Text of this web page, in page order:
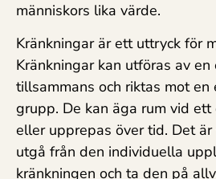
människors lika värde.
Kränkningar är ett uttryck för
Kränkningar kan utföras av
tillsammans och riktas mot en
grupp. De kan äga rum vid
eller upprepas över tid. Det
utgå från den individuella
kränkningen och ta den på